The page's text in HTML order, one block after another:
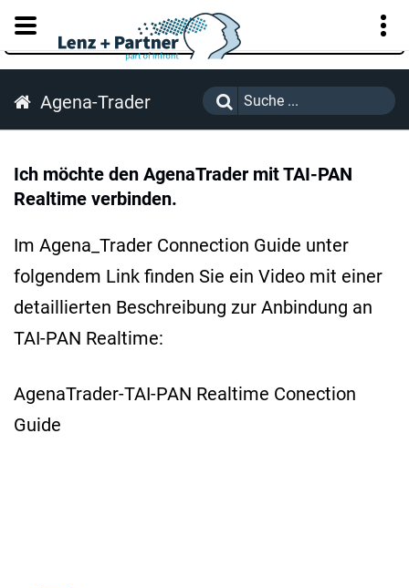
KUNDENPORTAL
Agena-Trader
Ich möchte den AgenaTrader mit TAI-PAN
Realtime verbinden.
Im Agena_Trader Connection Guide unter
folgendem Link finden Sie ein Video mit einer
detaillierten Beschreibung zur Anbindung an
TAI-PAN Realtime:
AgenaTrader-TAI-PAN Realtime Conection
Guide